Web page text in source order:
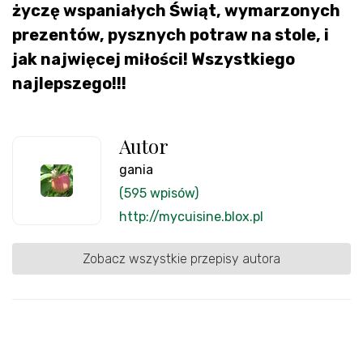
życzę wspaniałych Świąt, wymarzonych
prezentów, pysznych potraw na stole, i
jak najwięcej miłości! Wszystkiego
najlepszego!!!
Autor
gania
(595 wpisów)
http://mycuisine.blox.pl
Zobacz wszystkie przepisy autora